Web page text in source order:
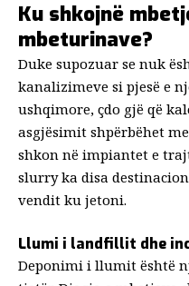
Ku shkojnë
mbeturinave?
Duke supozuar se nuk
kanalizimeve si pjesë e
ushqimore, çdo gjë që
asgjësimit shpërbëhet
shkon në impiantet e
slurry ka disa
vendit ku jetoni.
Llumi i landfillit dhe
Deponimi i llumit është